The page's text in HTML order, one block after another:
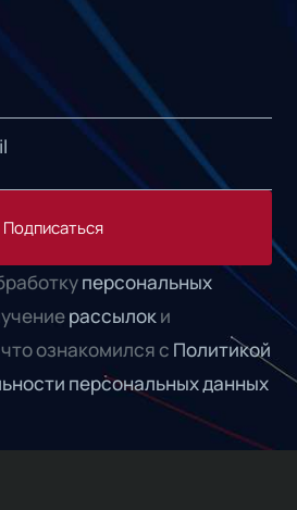
Подписаться
персональных
рассылоки
ознакомился с Политикой
персональных данных